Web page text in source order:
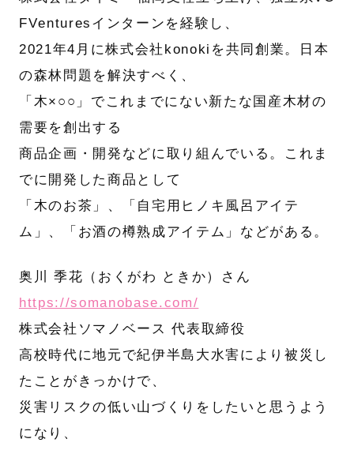
FVenturesインターンを経験し、
2021年4月に株式会社konokiを共同創業。日本
の森林問題を解決すべく、
「木×○○」でこれまでにない新たな国産木材の
需要を創出する
商品企画・開発などに取り組んでいる。これま
でに開発した商品として
「木のお茶」、「自宅用ヒノキ風呂アイテ
ム」、「お酒の樽熟成アイテム」などがある。
奥川 季花（おくがわ ときか）さん
https://somanobase.com/
株式会社ソマノベース 代表取締役
高校時代に地元で紀伊半島大水害により被災し
たことがきっかけで、
災害リスクの低い山づくりをしたいと思うよう
になり、